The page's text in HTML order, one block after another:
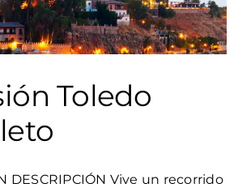
Toledo
DESCRIPCIÓN Vive un recorrido